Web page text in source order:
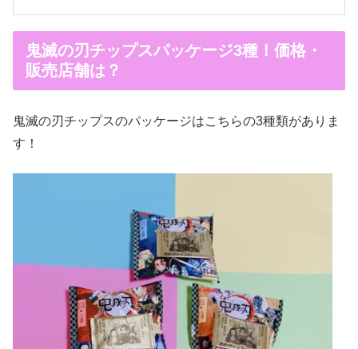
鬼滅の刃チップスパッケージ3種！価格・
販売店舗は？
鬼滅の刃チップスのパッケージはこちらの3種類がありま
す！